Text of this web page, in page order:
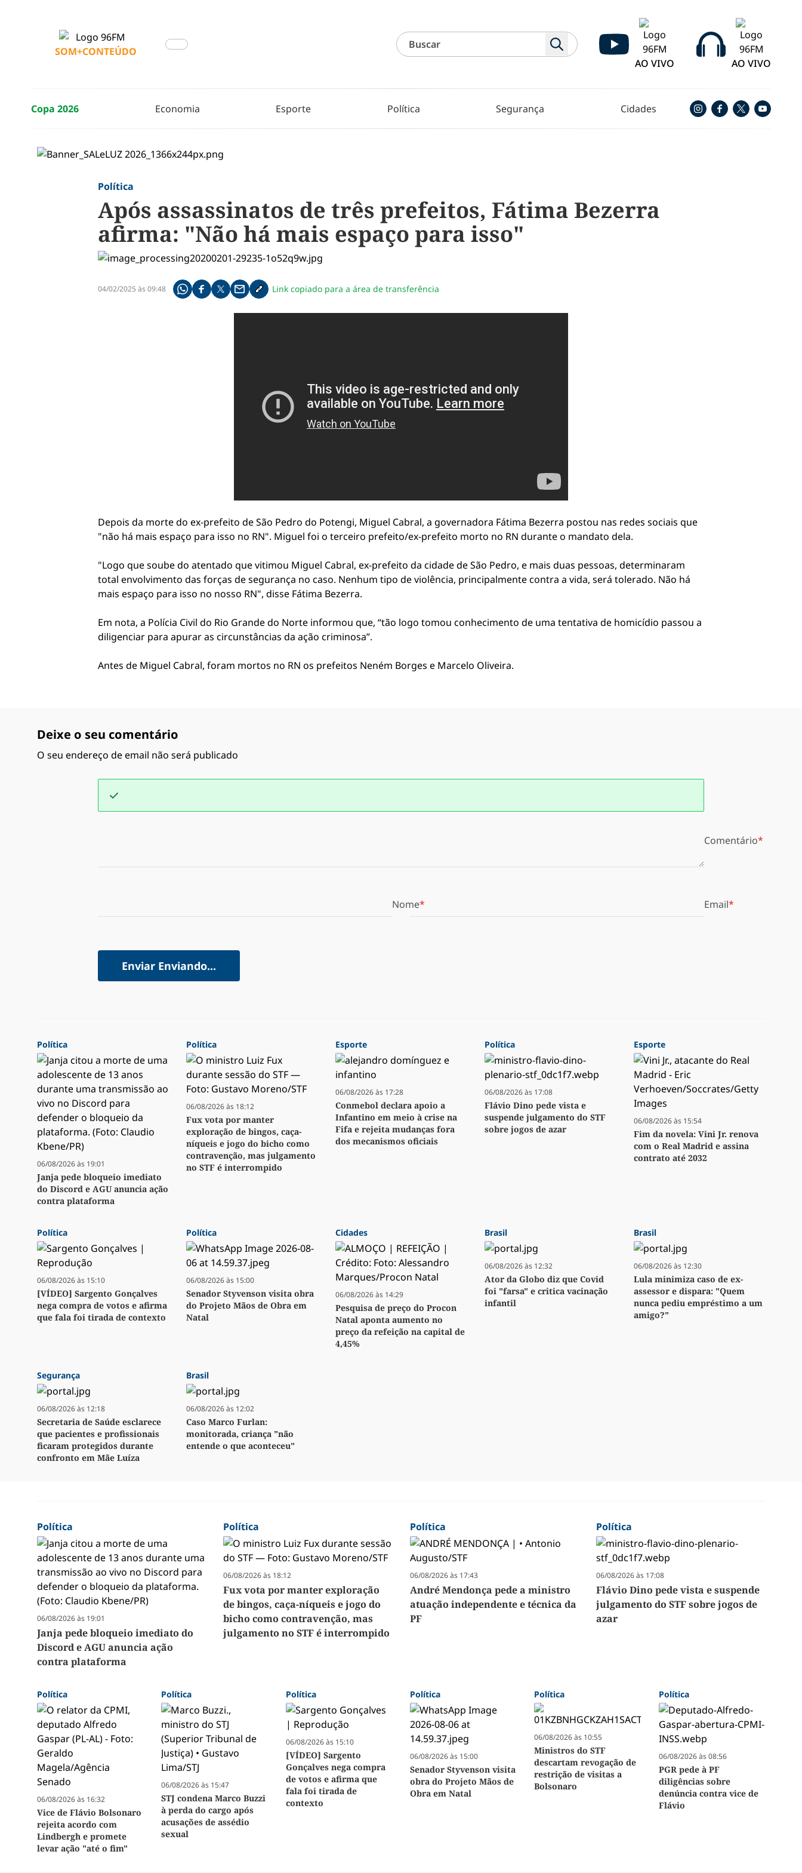
SOM+CONTEÚDO
AO VIVO
AO VIVO
Copa 2026 Economia Esporte Política Segurança Cidades
Política
Após assassinatos de três prefeitos, Fátima Bezerra
afirma: "Não há mais espaço para isso"
04/02/2025 às 09:48 Compartilhe pelo whatsapp
Compartilhar no facebook
Compartilhar no twitter
Compartilhe pelo email
Copiar link da notícia
Link copiado para a área de transferência
Depois da morte do ex-prefeito de São Pedro do Potengi, Miguel Cabral, a governadora Fátima Bezerra postou nas redes sociais que
"não há mais espaço para isso no RN". Miguel foi o terceiro prefeito/ex-prefeito morto no RN durante o mandato dela.
"Logo que soube do atentado que vitimou Miguel Cabral, ex-prefeito da cidade de São Pedro, e mais duas pessoas, determinaram
total envolvimento das forças de segurança no caso. Nenhum tipo de violência, principalmente contra a vida, será tolerado. Não há
mais espaço para isso no nosso RN", disse Fátima Bezerra.
Em nota, a Polícia Civil do Rio Grande do Norte informou que, “tão logo tomou conhecimento de uma tentativa de homicídio passou a
diligenciar para apurar as circunstâncias da ação criminosa”.
Antes de Miguel Cabral, foram mortos no RN os prefeitos Neném Borges e Marcelo Oliveira.
Deixe o seu comentário
O seu endereço de email não será publicado
Comentário
Nome Email
Enviar Enviando...
Política
06/08/2026 às 19:01
Janja pede bloqueio imediato
do Discord e AGU anuncia ação
contra plataforma
Política
06/08/2026 às 18:12
Fux vota por manter
exploração de bingos, caça-
níqueis e jogo do bicho como
contravenção, mas julgamento
no STF é interrompido
Esporte
06/08/2026 às 17:28
Conmebol declara apoio a
Infantino em meio à crise na
Fifa e rejeita mudanças fora
dos mecanismos oficiais
Política
06/08/2026 às 17:08
Flávio Dino pede vista e
suspende julgamento do STF
sobre jogos de azar
Esporte
06/08/2026 às 15:54
Fim da novela: Vini Jr. renova
com o Real Madrid e assina
contrato até 2032
Política
06/08/2026 às 15:10
[VÍDEO] Sargento Gonçalves
nega compra de votos e afirma
que fala foi tirada de contexto
Política
06/08/2026 às 15:00
Senador Styvenson visita obra
do Projeto Mãos de Obra em
Natal
Cidades
06/08/2026 às 14:29
Pesquisa de preço do Procon
Natal aponta aumento no
preço da refeição na capital de
4,45%
Brasil
06/08/2026 às 12:32
Ator da Globo diz que Covid
foi "farsa" e critica vacinação
infantil
Brasil
06/08/2026 às 12:30
Lula minimiza caso de ex-
assessor e dispara: "Quem
nunca pediu empréstimo a um
amigo?"
Segurança
06/08/2026 às 12:18
Secretaria de Saúde esclarece
que pacientes e profissionais
ficaram protegidos durante
confronto em Mãe Luíza
Brasil
06/08/2026 às 12:02
Caso Marco Furlan:
monitorada, criança "não
entende o que aconteceu"
Política
06/08/2026 às 19:01
Janja pede bloqueio imediato do
Discord e AGU anuncia ação
contra plataforma
Política
06/08/2026 às 18:12
Fux vota por manter exploração
de bingos, caça-níqueis e jogo do
bicho como contravenção, mas
julgamento no STF é interrompido
Política
06/08/2026 às 17:43
André Mendonça pede a ministro
atuação independente e técnica da
PF
Política
06/08/2026 às 17:08
Flávio Dino pede vista e suspende
julgamento do STF sobre jogos de
azar
Política
06/08/2026 às 16:32
Vice de Flávio Bolsonaro
rejeita acordo com
Lindbergh e promete
levar ação "até o fim"
Política
06/08/2026 às 15:47
STJ condena Marco Buzzi
à perda do cargo após
acusações de assédio
sexual
Política
06/08/2026 às 15:10
[VÍDEO] Sargento
Gonçalves nega compra
de votos e afirma que
fala foi tirada de
contexto
Política
06/08/2026 às 15:00
Senador Styvenson visita
obra do Projeto Mãos de
Obra em Natal
Política
06/08/2026 às 10:55
Ministros do STF
descartam revogação de
restrição de visitas a
Bolsonaro
Política
06/08/2026 às 08:56
PGR pede à PF
diligências sobre
denúncia contra vice de
Flávio